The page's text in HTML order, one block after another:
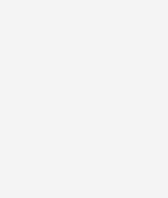
tagli, perfetto per i